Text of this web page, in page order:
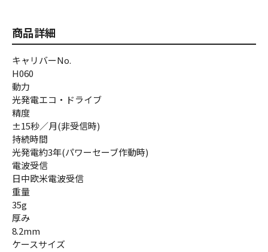
商品詳細
キャリバーNo.
H060
動力
光発電エコ・ドライブ
精度
±15秒／月(非受信時)
持続時間
光発電約3年(パワーセーブ作動時)
電波受信
日中欧米電波受信
重量
35g
厚み
8.2mm
ケースサイズ